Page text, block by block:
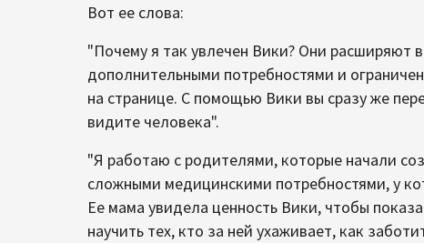
Вот ее слова:
"Почему я так увлечен Вики? Они расширяют
дополнительными потребностями и
на странице. С помощью Вики вы сразу же
видите человека".
"Я работаю с родителями, которые начали
сложными медицинскими потребностями, у
Ее мама увидела ценность Вики, чтобы
научить тех, кто за ней ухаживает, как